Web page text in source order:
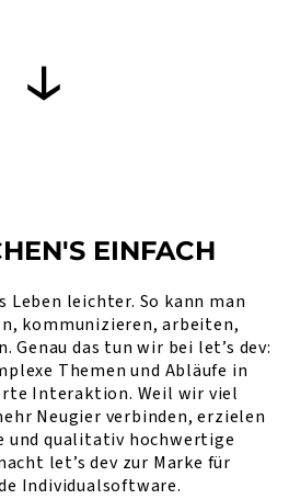
EINFACH
Leben leichter. So kann man
kommunizieren, arbeiten,
das tun wir bei let’s dev:
Themen und Abläufe in
Interaktion. Weil wir viel
Neugier verbinden, erzielen
und qualitativ hochwertige
let’s dev zur Marke für
Individualsoftware.